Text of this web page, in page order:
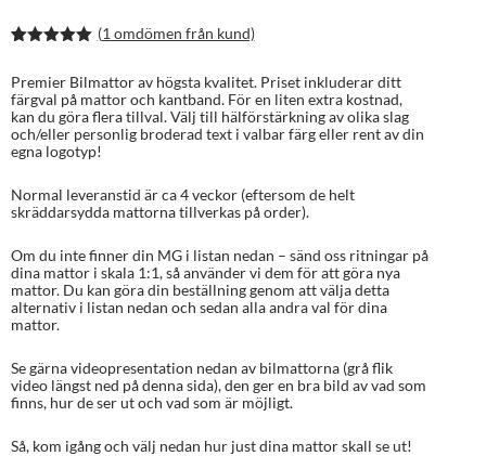
baserat på
kundrecens
ioner
(1 omdömen från kund)
Premier Bilmattor av högsta kvalitet. Priset inkluderar ditt
färgval på mattor och kantband. För en liten extra kostnad,
kan du göra flera tillval. Välj till hälförstärkning av olika slag
och/eller personlig broderad text i valbar färg eller rent av din
egna logotyp!
Normal leveranstid är ca 4 veckor (eftersom de helt
skräddarsydda mattorna tillverkas på order).
Om du inte finner din MG i listan nedan – sänd oss ritningar på
dina mattor i skala 1:1, så använder vi dem för att göra nya
mattor. Du kan göra din beställning genom att välja detta
alternativ i listan nedan och sedan alla andra val för dina
mattor.
Se gärna videopresentation nedan av bilmattorna (grå flik
video längst ned på denna sida), den ger en bra bild av vad som
finns, hur de ser ut och vad som är möjligt.
Så, kom igång och välj nedan hur just dina mattor skall se ut!